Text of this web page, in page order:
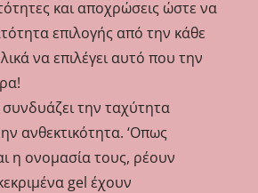
και αποχρώσεις ώστε να
επιλογής από την κάθε
να επιλέγει αυτό που την
την ταχύτητα
ανθεκτικότητα. ‘Οπως
η ονομασία τους, ρέουν
gel έχουν